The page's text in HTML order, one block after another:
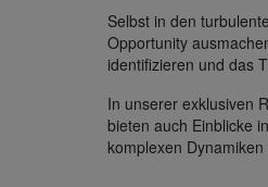
Selbst in den
Opportunity
identifizieren und das
In unserer exklusiven
bieten auch Einblicke
komplexen